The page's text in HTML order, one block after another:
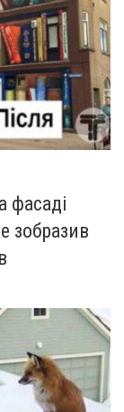
фасаді
зобразив